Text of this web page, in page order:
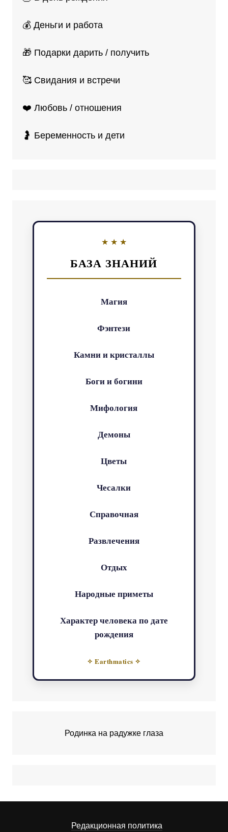
💰 Деньги и работа
🎁 Подарки дарить / получить
🥰 Свидания и встречи
❤️ Любовь / отношения
🤰 Беременность и дети
БАЗА ЗНАНИЙ
Магия
Фэнтези
Камни и кристаллы
Боги и богини
Мифология
Демоны
Цветы
Чесалки
Справочная
Развлечения
Отдых
Народные приметы
Характер человека по дате
рождения
✧ Earthmatics ✧
Родинка на радужке глаза
Редакционная политика